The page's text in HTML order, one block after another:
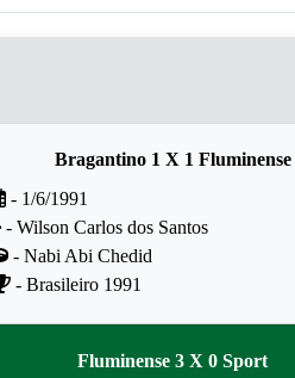
Bragantino 1 X 1 Fluminense
- 1/6/1991
- Wilson Carlos dos Santos
- Nabi Abi Chedid
- Brasileiro 1991
Fluminense 3 X 0 Sport